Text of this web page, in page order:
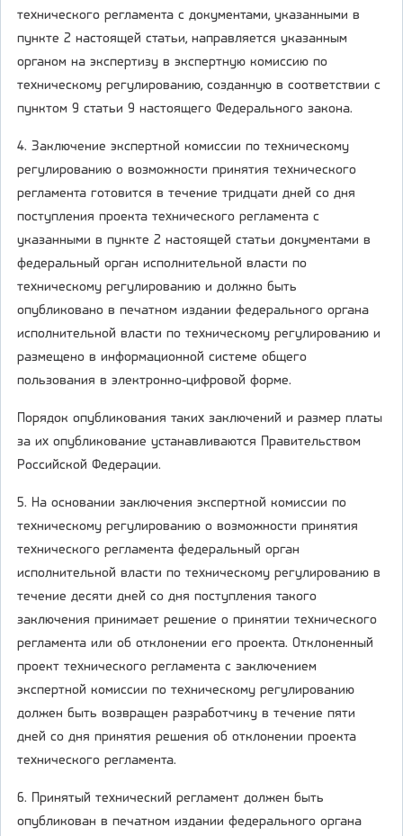
технического регламента с документами, указанными в
пункте 2 настоящей статьи, направляется указанным
органом на экспертизу в экспертную комиссию по
техническому регулированию, созданную в соответствии с
пунктом 9 статьи 9 настоящего Федерального закона.
4. Заключение экспертной комиссии по техническому
регулированию о возможности принятия технического
регламента готовится в течение тридцати дней со дня
поступления проекта технического регламента с
указанными в пункте 2 настоящей статьи документами в
федеральный орган исполнительной власти по
техническому регулированию и должно быть
опубликовано в печатном издании федерального органа
исполнительной власти по техническому регулированию и
размещено в информационной системе общего
пользования в электронно-цифровой форме.
Порядок опубликования таких заключений и размер платы
за их опубликование устанавливаются Правительством
Российской Федерации.
5. На основании заключения экспертной комиссии по
техническому регулированию о возможности принятия
технического регламента федеральный орган
исполнительной власти по техническому регулированию в
течение десяти дней со дня поступления такого
заключения принимает решение о принятии технического
регламента или об отклонении его проекта. Отклоненный
проект технического регламента с заключением
экспертной комиссии по техническому регулированию
должен быть возвращен разработчику в течение пяти
дней со дня принятия решения об отклонении проекта
технического регламента.
6. Принятый технический регламент должен быть
опубликован в печатном издании федерального органа